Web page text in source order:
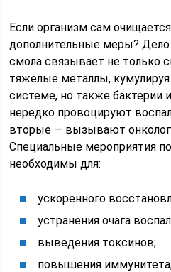
Если организм сам
дополнительные меры?
смола связывает не только
тяжелые металлы, кумулируя
системе, но также бактерии
нередко провоцируют
вторые — вызывают
Специальные мероприятия
необходимы для:
ускоренного
устранения очага
выведения токсинов;
повышения